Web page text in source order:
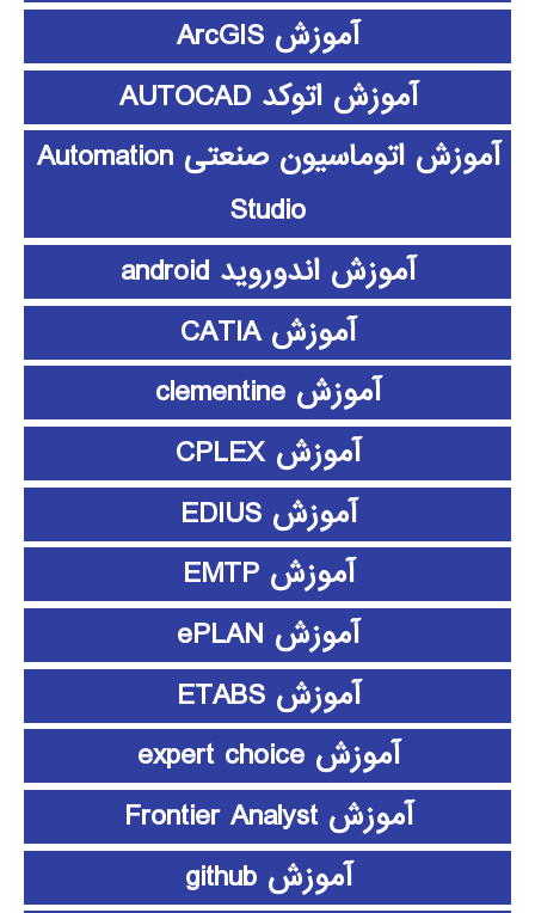
آموزش ArcGIS
آموزش اتوکد AUTOCAD
آموزش اتوماسیون صنعتی Automation
Studio
آموزش اندوروید android
آموزش CATIA
آموزش clementine
آموزش CPLEX
آموزش EDIUS
آموزش EMTP
آموزش ePLAN
آموزش ETABS
آموزش expert choice
آموزش Frontier Analyst
آموزش github